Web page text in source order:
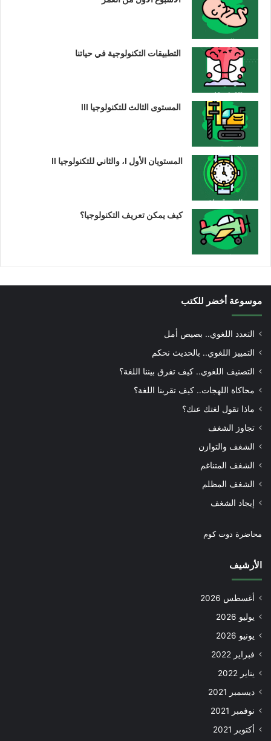
التطبيقات التكنولوجية في حياتنا
المستوى الثالث للتكنولوجيا III
المستويان الأول I، والثاني للتكنولوجيا II
كيف يمكن تعريف التكنولوجيا؟
موسوعة أخضر للكتب
التعدد اللغوي.. بصيص أمل
التمييز اللغوي.. بالحديث نحكم
التصنيف اللغوي.. كيف تفرق بيننا اللغة؟
محاكاة اللهجات.. كيف تقربنا اللغة؟
ماذا تقول لغتك عنك؟
تجاوز الشغف
الشغف والتوازن
الشغف المتناغم
الشغف المظلم
إيجاد الشغف
محاضرة دوت كوم
الأرشيف
أغسطس 2026
يوليو 2026
يونيو 2026
فبراير 2022
يناير 2022
ديسمبر 2021
نوفمبر 2021
أكتوبر 2021